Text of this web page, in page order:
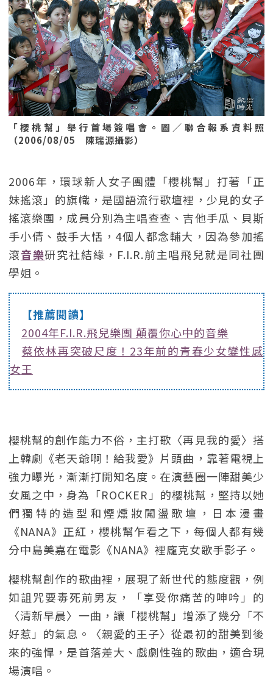
「櫻桃幫」舉行首場簽唱會。圖／聯合報系資料照
（2006/08/05 陳瑞源攝影）
2006年，環球新人女子團體「櫻桃幫」打著「正
妹搖滾」的旗幟，是國語流行歌壇裡，少見的女子
搖滾樂團，成員分別為主唱查查、吉他手瓜、貝斯
手小倩、鼓手大恬，4個人都念輔大，因為參加搖
滾音樂研究社結緣，F.I.R.前主唱飛兒就是同社團
學姐。
【推薦閱讀】
2004年F.I.R.飛兒樂團 顛覆你心中的音樂
蔡依林再突破尺度！23年前的青春少女變性感
女王
櫻桃幫的創作能力不俗，主打歌〈再見我的愛〉搭
上韓劇《老天爺啊！給我愛》片頭曲，靠著電視上
強力曝光，漸漸打開知名度。在演藝圈一陣甜美少
女風之中，身為「ROCKER」的櫻桃幫，堅持以她
們獨特的造型和煙燻妝闖盪歌壇，日本漫畫
《NANA》正紅，櫻桃幫乍看之下，每個人都有幾
分中島美嘉在電影《NANA》裡龐克女歌手影子。
櫻桃幫創作的歌曲裡，展現了新世代的態度觀，例
如詛咒要毒死前男友，「享受你痛苦的呻吟」的
〈清新早晨〉一曲，讓「櫻桃幫」增添了幾分「不
好惹」的氣息。〈親愛的王子〉從最初的甜美到後
來的強悍，是首落差大、戲劇性強的歌曲，適合現
場演唱。